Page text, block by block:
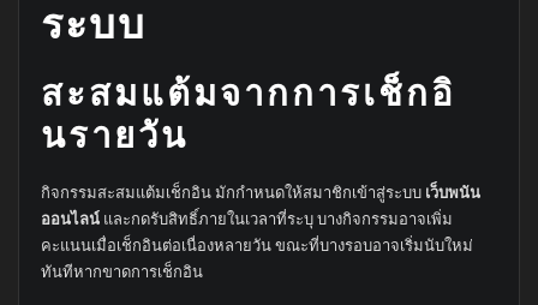
ระบบ
สะสมแต้มจากการเช็กอิ
นรายวัน
กิจกรรมสะสมแต้มเช็กอิน มักกำหนดให้สมาชิกเข้าสู่ระบบ เว็บพนัน
ออนไลน์และกดรับสิทธิ์ภายในเวลาที่ระบุ บางกิจกรรมอาจเพิ่ม
คะแนนเมื่อเช็กอินต่อเนื่องหลายวัน ขณะที่บางรอบอาจเริ่มนับใหม่
ทันทีหากขาดการเช็กอิน